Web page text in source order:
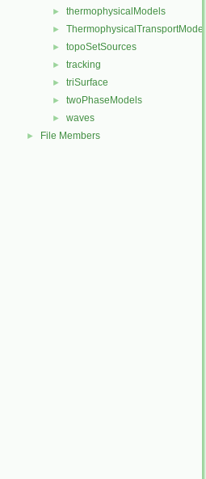
► thermophysicalModels
► ThermophysicalTransportModels
► topoSetSources
► tracking
► triSurface
► twoPhaseModels
► waves
► File Members